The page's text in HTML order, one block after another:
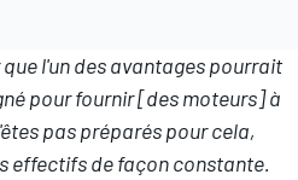
l'un des avantages pourrait
pour fournir [des moteurs] à
pas préparés pour cela,
effectifs de façon constante.